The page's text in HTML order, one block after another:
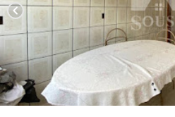
chevron_left